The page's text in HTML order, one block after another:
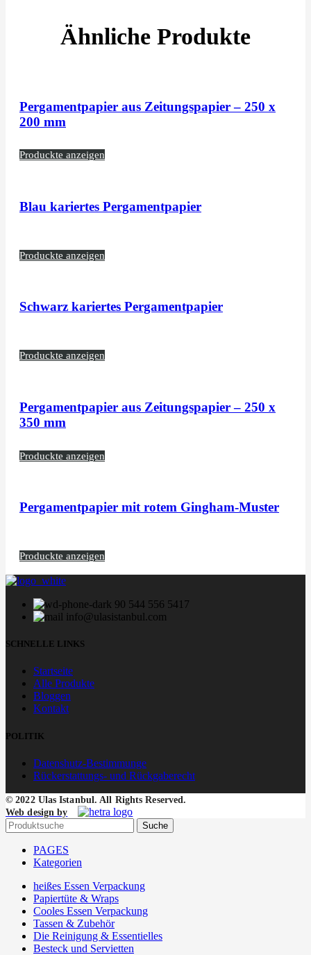
Ähnliche Produkte
Pergamentpapier aus Zeitungspapier – 250 x
200 mm
Produckte anzeigen
Blau kariertes Pergamentpapier
Produckte anzeigen
Schwarz kariertes Pergamentpapier
Produckte anzeigen
Pergamentpapier aus Zeitungspapier – 250 x
350 mm
Produckte anzeigen
Pergamentpapier mit rotem Gingham-Muster
Produckte anzeigen
90 544 556 5417
info@ulasistanbul.com
SCHNELLE LINKS
Startseite
Alle Produkte
Bloggen
Kontakt
POLITIK
Datenshutz-Bestimmunge
Rückerstattungs- und Rückgaberecht
© 2022 Ulas Istanbul. All Rights Reserved.
Web design by
Suche
PAGES
Kategorien
heißes Essen Verpackung
Papiertüte & Wraps
Cooles Essen Verpackung
Tassen & Zubehör
Die Reinigung & Essentielles
Besteck und Servietten